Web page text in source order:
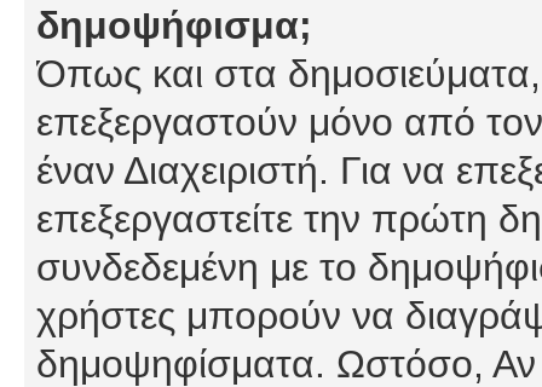
δημοψήφισμα;
Όπως και στα
επεξεργαστούν μόνο από
έναν Διαχειριστή. Για να
επεξεργαστείτε την πρώτη
συνδεδεμένη με το
χρήστες μπορούν να
δημοψηφίσματα. Ωστόσο, Αν